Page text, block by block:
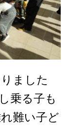
ました
乗る子も
難い子ど